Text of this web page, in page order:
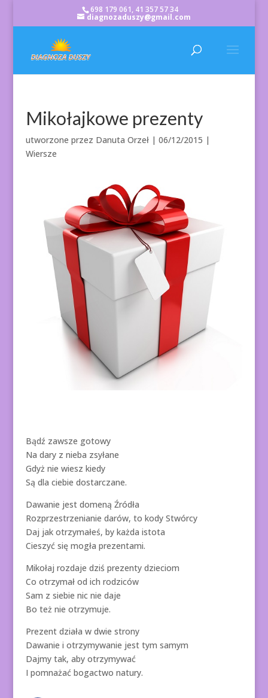
698 179 061, 41 357 57 34
diagnozaduszy@gmail.com
Mikołajkowe prezenty
utworzone przez Danuta Orzeł| 06/12/2015 |
Wiersze
Bądź zawsze gotowy
Na dary z nieba zsyłane
Gdyż nie wiesz kiedy
Są dla ciebie dostarczane.
Dawanie jest domeną Źródła
Rozprzestrzenianie darów, to kody Stwórcy
Daj jak otrzymałeś, by każda istota
Cieszyć się mogła prezentami.
Mikołaj rozdaje dziś prezenty dzieciom
Co otrzymał od ich rodziców
Sam z siebie nic nie daje
Bo też nie otrzymuje.
Prezent działa w dwie strony
Dawanie i otrzymywanie jest tym samym
Dajmy tak, aby otrzymywać
I pomnażać bogactwo natury.